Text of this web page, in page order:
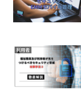
利用者